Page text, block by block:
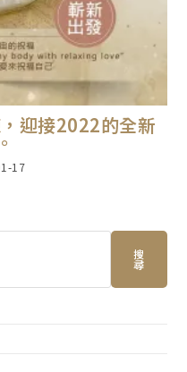
迎接2022的全新
17
搜
尋